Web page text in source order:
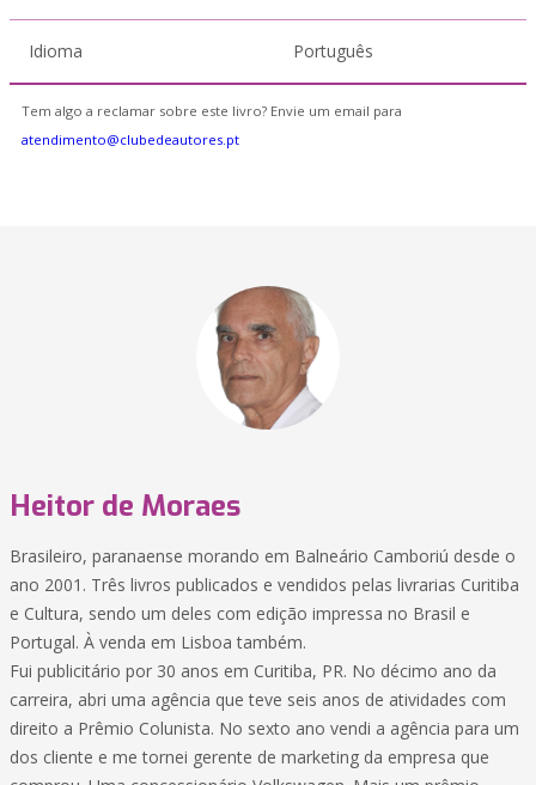
Idioma Português
Tem algo a reclamar sobre este livro? Envie um email para
atendimento@clubedeautores.pt
Heitor de Moraes
Brasileiro, paranaense morando em Balneário Camboriú desde o
ano 2001. Três livros publicados e vendidos pelas livrarias Curitiba
e Cultura, sendo um deles com edição impressa no Brasil e
Portugal. À venda em Lisboa também.
Fui publicitário por 30 anos em Curitiba, PR. No décimo ano da
carreira, abri uma agência que teve seis anos de atividades com
direito a Prêmio Colunista. No sexto ano vendi a agência para um
dos cliente e me tornei gerente de marketing da empresa que